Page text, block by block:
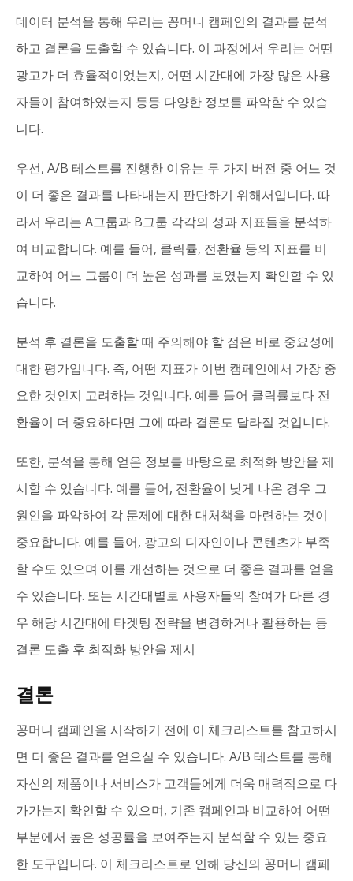
데이터 분석을 통해 우리는 꽁머니 캠페인의 결과를 분석
하고 결론을 도출할 수 있습니다. 이 과정에서 우리는 어떤
광고가 더 효율적이었는지, 어떤 시간대에 가장 많은 사용
자들이 참여하였는지 등등 다양한 정보를 파악할 수 있습
니다.
우선, A/B 테스트를 진행한 이유는 두 가지 버전 중 어느 것
이 더 좋은 결과를 나타내는지 판단하기 위해서입니다. 따
라서 우리는 A그룹과 B그룹 각각의 성과 지표들을 분석하
여 비교합니다. 예를 들어, 클릭률, 전환율 등의 지표를 비
교하여 어느 그룹이 더 높은 성과를 보였는지 확인할 수 있
습니다.
분석 후 결론을 도출할 때 주의해야 할 점은 바로 중요성에
대한 평가입니다. 즉, 어떤 지표가 이번 캠페인에서 가장 중
요한 것인지 고려하는 것입니다. 예를 들어 클릭률보다 전
환율이 더 중요하다면 그에 따라 결론도 달라질 것입니다.
또한, 분석을 통해 얻은 정보를 바탕으로 최적화 방안을 제
시할 수 있습니다. 예를 들어, 전환율이 낮게 나온 경우 그
원인을 파악하여 각 문제에 대한 대처책을 마련하는 것이
중요합니다. 예를 들어, 광고의 디자인이나 콘텐츠가 부족
할 수도 있으며 이를 개선하는 것으로 더 좋은 결과를 얻을
수 있습니다. 또는 시간대별로 사용자들의 참여가 다른 경
우 해당 시간대에 타겟팅 전략을 변경하거나 활용하는 등
결론 도출 후 최적화 방안을 제시
결론
꽁머니 캠페인을 시작하기 전에 이 체크리스트를 참고하시
면 더 좋은 결과를 얻으실 수 있습니다. A/B 테스트를 통해
자신의 제품이나 서비스가 고객들에게 더욱 매력적으로 다
가가는지 확인할 수 있으며, 기존 캠페인과 비교하여 어떤
부분에서 높은 성공률을 보여주는지 분석할 수 있는 중요
한 도구입니다. 이 체크리스트로 인해 당신의 꽁머니 캠페